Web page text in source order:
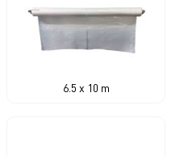
6.5 x 10 m